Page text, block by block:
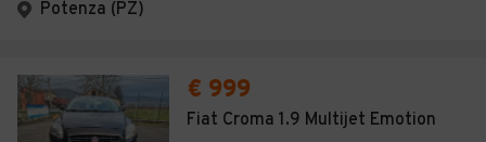
Potenza (PZ)
€ 999
Fiat Croma 1.9 Multijet Emotion